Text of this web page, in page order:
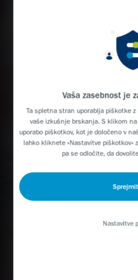
Vaša zasebnost je
Ta spletna stran uporablja piškotke
vaše izkušnje brskanja. S klikom
uporabo piškotkov, kot je določeno v
lahko kliknete »Nastavitve
pa se odločite, da
Nastavitve